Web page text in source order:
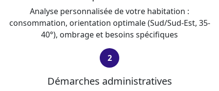
Analyse personnalisée de votre habitation :
consommation, orientation optimale (Sud/Sud-Est, 35-
40°), ombrage et besoins spécifiques
2
Démarches administratives